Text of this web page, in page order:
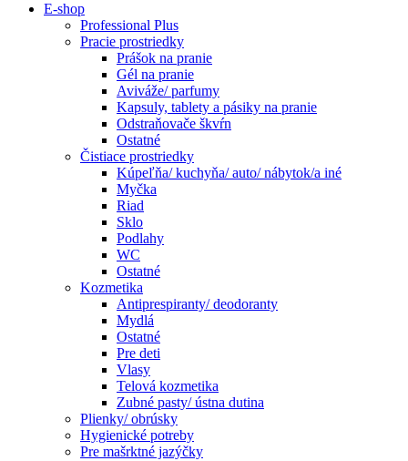
E-shop
Professional Plus
Pracie prostriedky
Prášok na pranie
Gél na pranie
Aviváže/ parfumy
Kapsuly, tablety a pásiky na pranie
Odstraňovače škvŕn
Ostatné
Čistiace prostriedky
Kúpeľňa/ kuchyňa/ auto/ nábytok/a iné
Myčka
Riad
Sklo
Podlahy
WC
Ostatné
Kozmetika
Antiprespiranty/ deodoranty
Mydlá
Ostatné
Pre deti
Vlasy
Telová kozmetika
Zubné pasty/ ústna dutina
Plienky/ obrúsky
Hygienické potreby
Pre mašrktné jazýčky